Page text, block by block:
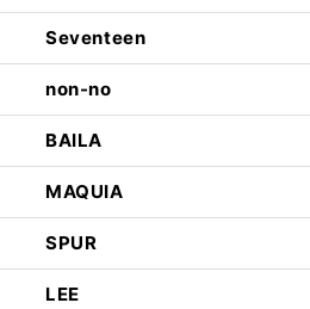
Seventeen
non-no
BAILA
MAQUIA
SPUR
LEE